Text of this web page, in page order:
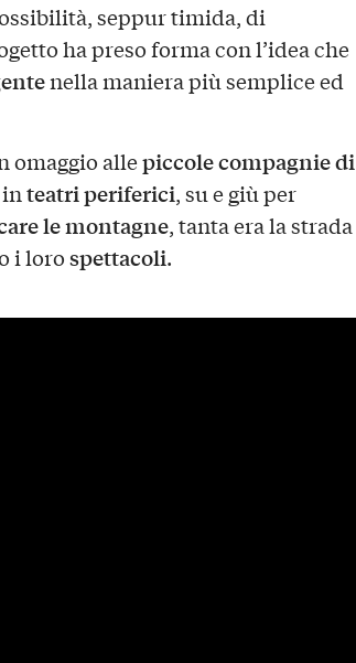
seppur timida, di
ha preso forma con l’idea che
nella maniera più semplice ed
omaggio allepiccole compagnie di
teatri periferici, su e giù per
le montagne, tanta era la strada
i lorospettacoli.